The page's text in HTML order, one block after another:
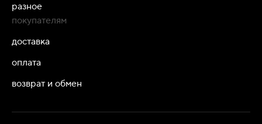
разное
покупателям
доставка
оплата
возврат и обмен